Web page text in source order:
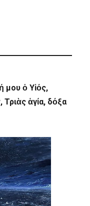
μου ὁ Υἱός,
ἁγία, δόξα